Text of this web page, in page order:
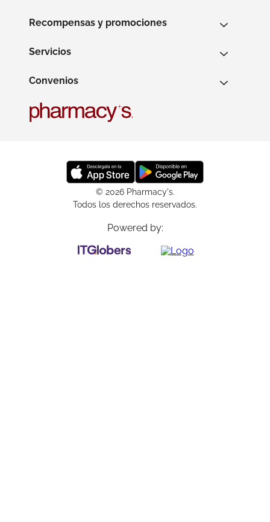
Recompensas y promociones
Servicios
Convenios
© 2026 Pharmacy's.
Todos los derechos reservados.
Powered by: